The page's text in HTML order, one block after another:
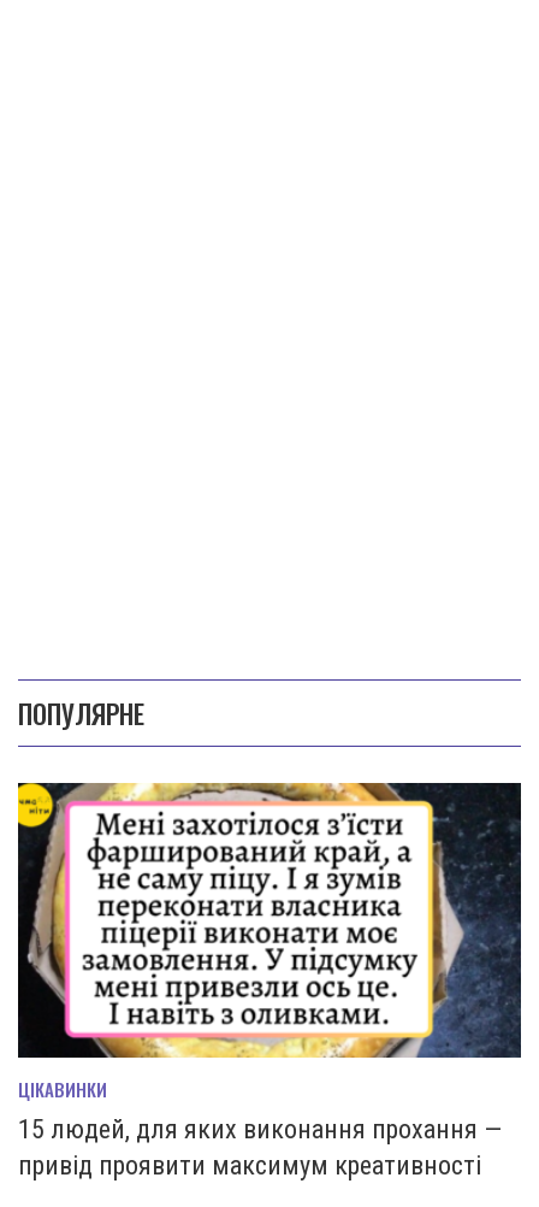
ПОПУЛЯРНЕ
ЦІКАВИНКИ
15 людей, для яких виконання прохання —
привід проявити максимум креативності